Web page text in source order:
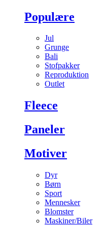
Populære
Jul
Grunge
Bali
Stofpakker
Reproduktion
Outlet
Fleece
Paneler
Motiver
Dyr
Børn
Sport
Mennesker
Blomster
Maskiner/Biler